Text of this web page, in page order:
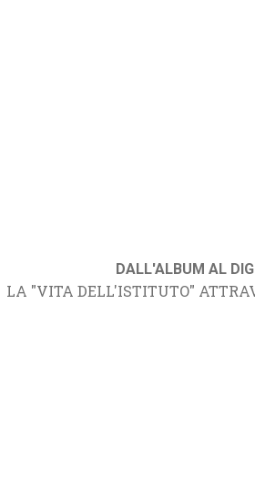
DALL'ALBUM AL
LA "VITA DELL'ISTITUTO"